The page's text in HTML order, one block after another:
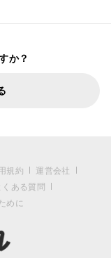
か？
規約
運営会社
くある質問
めに